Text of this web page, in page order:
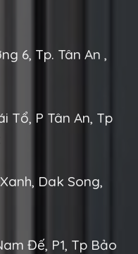
6, Tp. Tân An ,
Tổ, P Tân An, Tp
Dak Song,
Đế, P1, Tp Bảo